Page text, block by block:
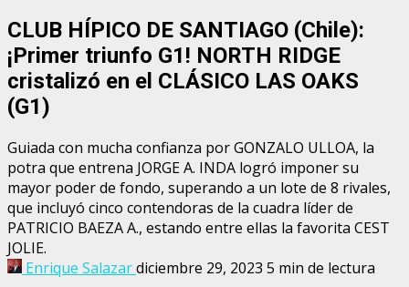
CLUB HÍPICO DE SANTIAGO (Chile):
¡Primer triunfo G1! NORTH RIDGE
cristalizó en el CLÁSICO LAS OAKS
(G1)
Guiada con mucha confianza por GONZALO ULLOA, la
potra que entrena JORGE A. INDA logró imponer su
mayor poder de fondo, superando a un lote de 8 rivales,
que incluyó cinco contendoras de la cuadra líder de
PATRICIO BAEZA A., estando entre ellas la favorita CEST
JOLIE.
Enrique Salazardiciembre 29, 2023 5 min de lectura